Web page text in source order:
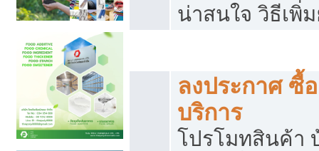
น่าสนใจ วิธีเพิ่
ลงประกาศ ซื้
บริการ
โปรโมทสินค้า